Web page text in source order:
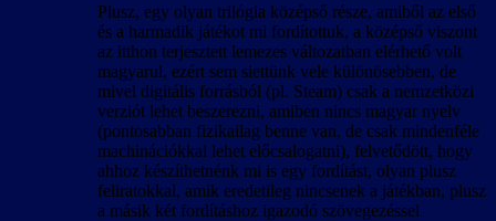
Plusz, egy olyan trilógia középső része, amiből az első
és a harmadik játékot mi fordítottuk, a középső viszont
az itthon terjesztett lemezes változatban elérhető volt
magyarul, ezért sem siettünk vele különösebben, de
mivel digitális forrásból (pl. Steam) csak a nemzetközi
verziót lehet beszerezni, amiben nincs magyar nyelv
(pontosabban fizikailag benne van, de csak mindenféle
machinációkkal lehet előcsalogatni), felvetődött, hogy
ahhoz készíthetnénk mi is egy fordítást, olyan plusz
feliratokkal, amik eredetileg nincsenek a játékban, plusz
a másik két fordításhoz igazodó szövegezéssel